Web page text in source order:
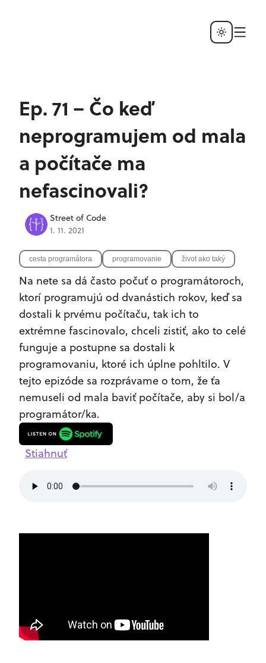
Ep. 71 – Čo keď
neprogramujem od mala
a počítače ma
nefascinovali?
Street of Code
1. 11. 2021
cesta programátora programovanie život ako taký
Na nete sa dá často počuť o programátoroch,
ktorí programujú od dvanástich rokov, keď sa
dostali k prvému počítaču, tak ich to
extrémne fascinovalo, chceli zistiť, ako to celé
funguje a postupne sa dostali k
programovaniu, ktoré ich úplne pohltilo. V
tejto epizóde sa rozprávame o tom, že ťa
nemuseli od mala baviť počítače, aby si bol/a
programátor/ka.
Stiahnuť